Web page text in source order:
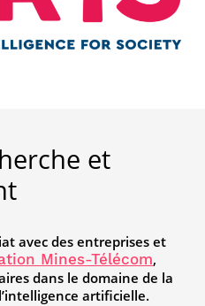
et
avec des entreprises et
Mines-Télécom,
dans le domaine de la
artificielle.